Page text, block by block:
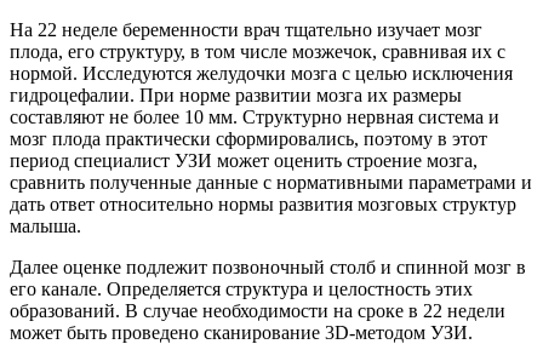
На 22 неделе беременности врач тщательно изучает мозг
плода, его структуру, в том числе мозжечок, сравнивая их с
нормой. Исследуются желудочки мозга с целью исключения
гидроцефалии. При норме развитии мозга их размеры
составляют не более 10 мм. Структурно нервная система и
мозг плода практически сформировались, поэтому в этот
период специалист УЗИ может оценить строение мозга,
сравнить полученные данные с нормативными параметрами и
дать ответ относительно нормы развития мозговых структур
малыша.
Далее оценке подлежит позвоночный столб и спинной мозг в
его канале. Определяется структура и целостность этих
образований. В случае необходимости на сроке в 22 недели
может быть проведено сканирование 3D-методом УЗИ.